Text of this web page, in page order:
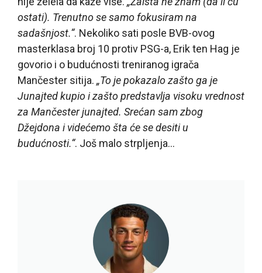
ostati). Trenutno se samo fokusiram na
sadašnjost.“. Nekoliko sati posle BVB-ovog
masterklasa broj 10 protiv PSG-a, Erik ten Hag je
govorio i o budućnosti treniranog igrača
Mančester sitija. „To je pokazalo zašto ga je
Junajted kupio i zašto predstavlja visoku vrednost
za Mančester junajted. Srećan sam zbog
Džejdona i videćemo šta će se desiti u
budućnosti.“. Još malo strpljenja…